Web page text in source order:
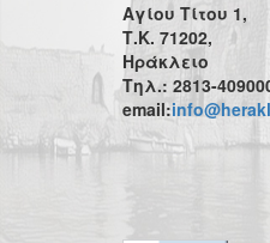
Αγίου Τίτου 1,
Τ.Κ. 71202,
Ηράκλειο
Τηλ.: 2813-
email: